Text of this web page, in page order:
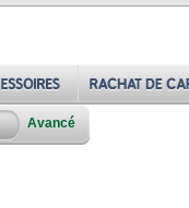
Avancé